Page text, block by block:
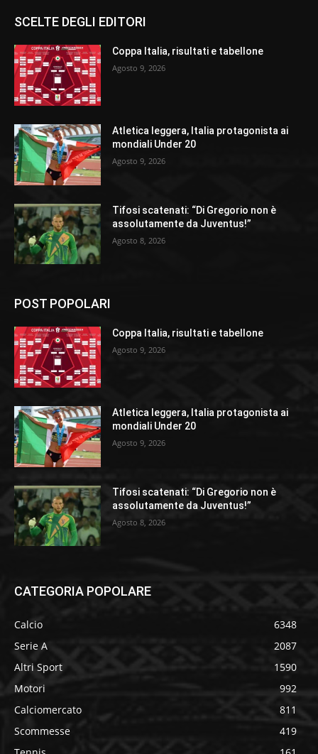
SCELTE DEGLI EDITORI
Coppa Italia, risultati e tabellone
Agosto 9, 2026
Atletica leggera, Italia protagonista ai
mondiali Under 20
Agosto 9, 2026
Tifosi scatenati: “Di Gregorio non è
assolutamente da Juventus!”
Agosto 8, 2026
POST POPOLARI
Coppa Italia, risultati e tabellone
Agosto 9, 2026
Atletica leggera, Italia protagonista ai
mondiali Under 20
Agosto 9, 2026
Tifosi scatenati: “Di Gregorio non è
assolutamente da Juventus!”
Agosto 8, 2026
CATEGORIA POPOLARE
Calcio
6348
Serie A
2087
Altri Sport
1590
Motori
992
Calciomercato
811
Scommesse
419